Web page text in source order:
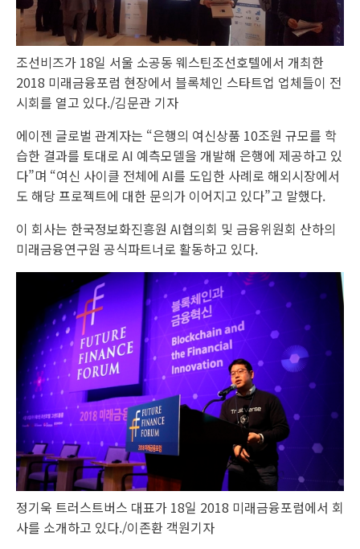
조선비즈가 18일 서울 소공동 웨스틴조선호텔에서 개최한
2018 미래금융포럼 현장에서 블록체인 스타트업 업체들이 전
시회를 열고 있다./김문관 기자
에이젠 글로벌 관계자는 “은행의 여신상품 10조원 규모를 학
습한 결과를 토대로 AI 예측모델을 개발해 은행에 제공하고 있
다”며 “여신 사이클 전체에 AI를 도입한 사례로 해외시장에서
도 해당 프로젝트에 대한 문의가 이어지고 있다”고 말했다.
이 회사는 한국정보화진흥원 AI협의회 및 금융위원회 산하의
미래금융연구원 공식파트너로 활동하고 있다.
정기욱 트러스트버스 대표가 18일 2018 미래금융포럼에서 회
사를 소개하고 있다./이존환 객원기자